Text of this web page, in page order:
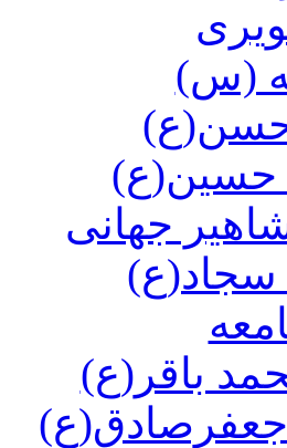
(س)
حسن(ع)
حسین(ع)
جهانی
سجاد(ع)
باقر(ع)
جعفرصادق(ع)